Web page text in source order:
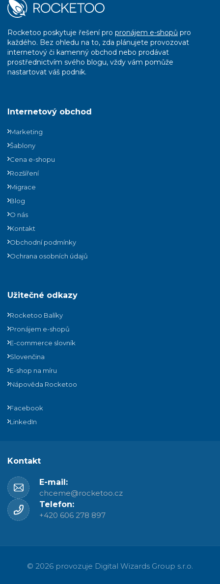
Rocketoo poskytuje řešení pro pronájem e-shopů pro
každého. Bez ohledu na to, zda plánujete provozovat
internetový či kamenný obchod nebo prodávat
prostřednictvím svého blogu, vždy vám pomůže
nastartovat váš podnik.
Internetový obchod
Marketing
Šablony
Cena e-shopu
Rozšíření
Migrace
Blog
O nás
Kontakt
Obchodní podmínky
Ochrana osobních údajů
Užitečné odkazy
Rocketoo Balíky
Pronájem e-shopů
E-commerce slovník
Slovenčina
E-shop na míru
Nápověda Rocketoo
Facebook
LinkedIn
Kontakt
E-mail:
chceme@rocketoo.cz
Telefon:
+420 606 278 897
© 2026 provozuje Digital Wizards Group s.r.o.